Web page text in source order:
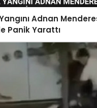
Adnan
Panik Yarattı